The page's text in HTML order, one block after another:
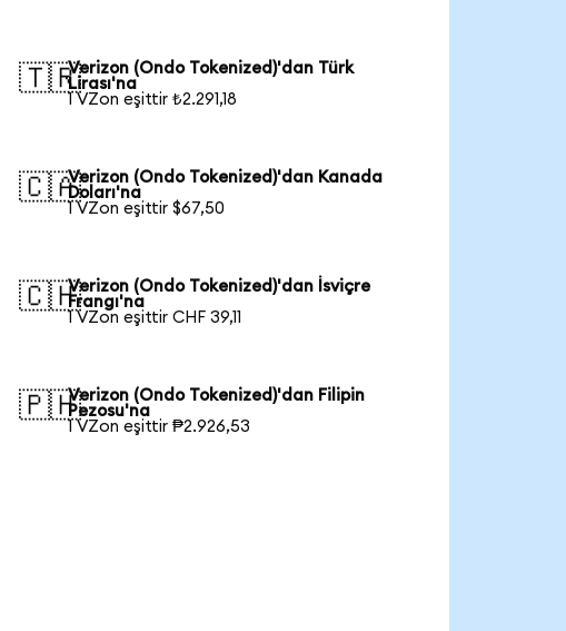
🇹🇷Verizon (Ondo Tokenized)'dan Türk
Lirası'na
1 VZon eşittir ₺2.291,18
🇨🇦Verizon (Ondo Tokenized)'dan Kanada
Doları'na
1 VZon eşittir $67,50
🇨🇭Verizon (Ondo Tokenized)'dan İsviçre
Frangı'na
1 VZon eşittir CHF 39,11
🇵🇭Verizon (Ondo Tokenized)'dan Filipin
Pezosu'na
1 VZon eşittir ₱2.926,53